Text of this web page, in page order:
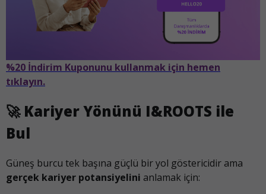
%20 İndirim Kuponunu kullanmak için hemen
tıklayın.
🚀Kariyer Yönünü I&ROOTS ile
Bul
Güneş burcu tek başına güçlü bir yol göstericidir ama
gerçek kariyer potansiyelini anlamak için: